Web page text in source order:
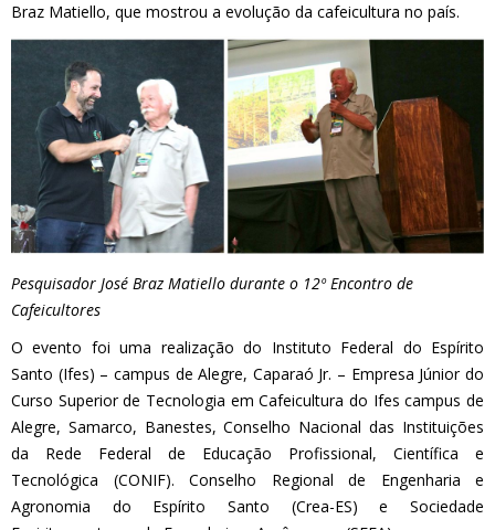
Braz Matiello, que mostrou a evolução da cafeicultura no país.
Pesquisador José Braz Matiello durante o 12º Encontro de
Cafeicultores
O evento foi uma realização do Instituto Federal do Espírito
Santo (Ifes) – campus de Alegre, Caparaó Jr. – Empresa Júnior do
Curso Superior de Tecnologia em Cafeicultura do Ifes campus de
Alegre, Samarco, Banestes, Conselho Nacional das Instituições
da Rede Federal de Educação Profissional, Científica e
Tecnológica (CONIF). Conselho Regional de Engenharia e
Agronomia do Espírito Santo (Crea-ES) e Sociedade